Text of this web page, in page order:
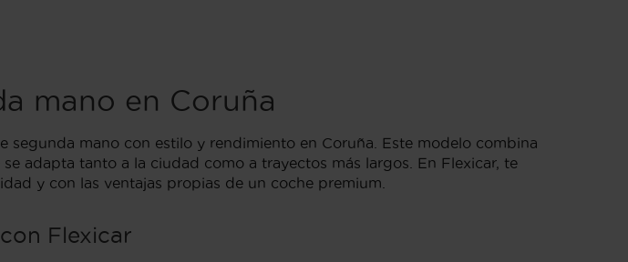
mano en Coruña
mano con estilo y rendimiento en Coruña. Este modelo combina
adapta tanto a la ciudad como a trayectos más largos. En Flexicar, te
y con las ventajas propias de un coche premium.
Flexicar